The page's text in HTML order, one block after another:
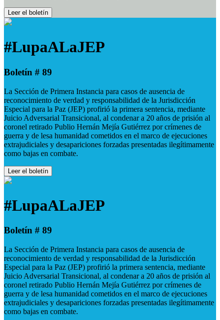
Leer el boletín
#LupaALaJEP
Boletín # 89
La Sección de Primera Instancia para casos de ausencia de
reconocimiento de verdad y responsabilidad de la Jurisdicción
Especial para la Paz (JEP) profirió la primera sentencia, mediante
Juicio Adversarial Transicional, al condenar a 20 años de prisión al
coronel retirado Publio Hernán Mejía Gutiérrez por crímenes de
guerra y de lesa humanidad cometidos en el marco de ejecuciones
extrajudiciales y desapariciones forzadas presentadas ilegítimamente
como bajas en combate.
Leer el boletín
#LupaALaJEP
Boletín # 89
La Sección de Primera Instancia para casos de ausencia de
reconocimiento de verdad y responsabilidad de la Jurisdicción
Especial para la Paz (JEP) profirió la primera sentencia, mediante
Juicio Adversarial Transicional, al condenar a 20 años de prisión al
coronel retirado Publio Hernán Mejía Gutiérrez por crímenes de
guerra y de lesa humanidad cometidos en el marco de ejecuciones
extrajudiciales y desapariciones forzadas presentadas ilegítimamente
como bajas en combate.